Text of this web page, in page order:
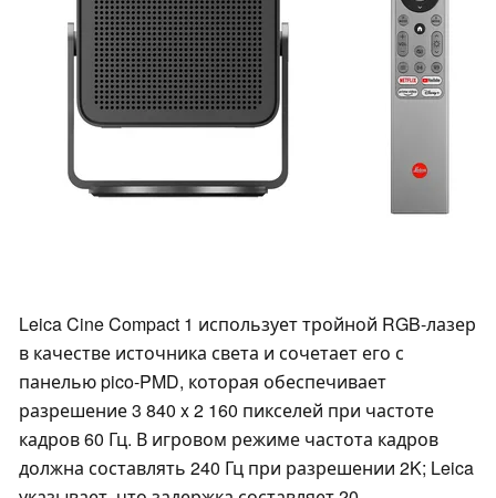
Leica Cine Compact 1 использует тройной RGB-лазер
в качестве источника света и сочетает его с
панелью pico-PMD, которая обеспечивает
разрешение 3 840 x 2 160 пикселей при частоте
кадров 60 Гц. В игровом режиме частота кадров
должна составлять 240 Гц при разрешении 2K; Leica